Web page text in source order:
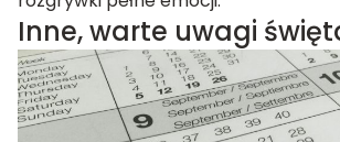
Inne, warte uwagi